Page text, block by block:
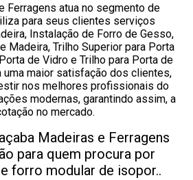
Ferragens atua no segmento de
para seus clientes serviços
Instalação de Forro de Gesso,
Madeira, Trilho Superior para Porta
de Vidro e Trilho para Porta de
uma maior satisfação dos clientes,
nos melhores profissionais do
modernas, garantindo assim, a
no mercado.
Madeiras e Ferragens
para quem procura por
forro modular de isopor..